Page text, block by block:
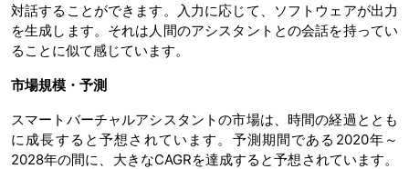
対話することができます。入力に応じて、ソフトウェアが出力
を生成します。それは人間のアシスタントとの会話を持ってい
ることに似て感じています。
市場規模・予測
スマートバーチャルアシスタントの市場は、時間の経過ととも
に成長すると予想されています。予測期間である2020年～
2028年の間に、大きなCAGRを達成すると予想されています。